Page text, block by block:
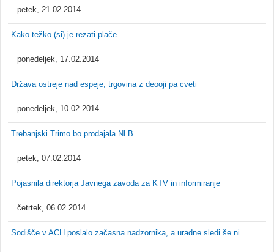
petek, 21.02.2014
Kako težko (si) je rezati plače
ponedeljek, 17.02.2014
Država ostreje nad espeje, trgovina z deooji pa cveti
ponedeljek, 10.02.2014
Trebanjski Trimo bo prodajala NLB
petek, 07.02.2014
Pojasnila direktorja Javnega zavoda za KTV in informiranje
četrtek, 06.02.2014
Sodišče v ACH poslalo začasna nadzornika, a uradne sledi še ni